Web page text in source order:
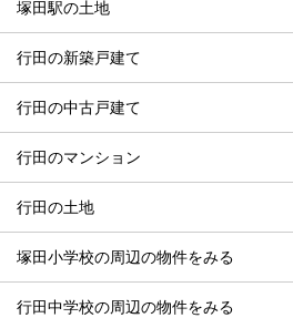
塚田駅の土地
行田の新築戸建て
行田の中古戸建て
行田のマンション
行田の土地
塚田小学校の周辺の物件をみる
行田中学校の周辺の物件をみる